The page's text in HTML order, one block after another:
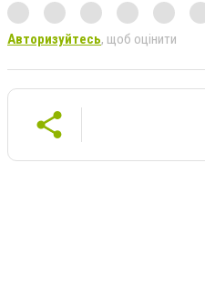
Авторизуйтесь, щоб оцінити